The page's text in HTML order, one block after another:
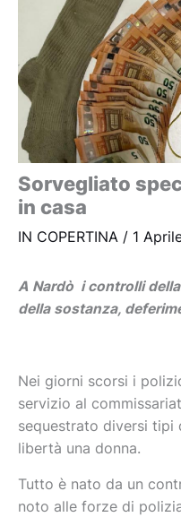
Sorvegliato
in casa
IN COPERTINA / 1
A Nardò i controlli
della sostanza,
Nei giorni scorsi i
servizio al
sequestrato diversi
libertà una donna.
Tutto è nato da un
noto alle forze di